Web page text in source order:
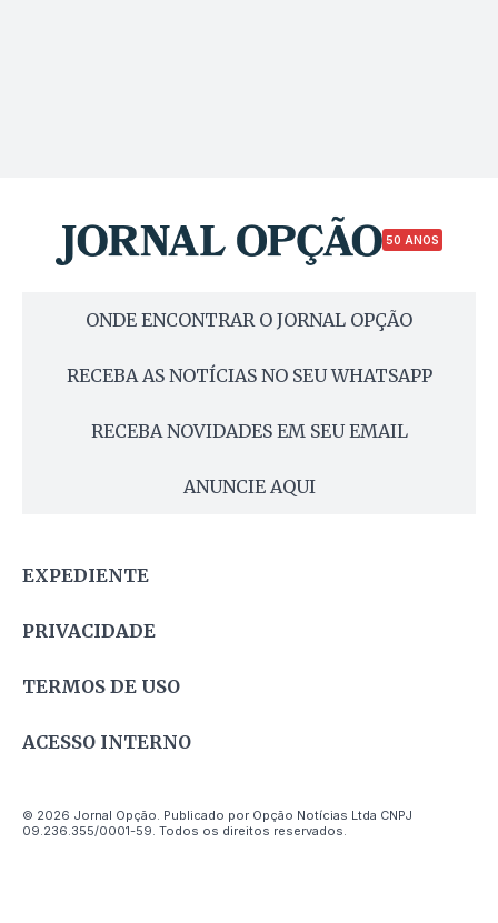
50 ANOS
ONDE ENCONTRAR O JORNAL OPÇÃO
RECEBA AS NOTÍCIAS NO SEU WHATSAPP
RECEBA NOVIDADES EM SEU EMAIL
ANUNCIE AQUI
EXPEDIENTE
PRIVACIDADE
TERMOS DE USO
ACESSO INTERNO
© 2026 Jornal Opção. Publicado por Opção Notícias Ltda CNPJ
09.236.355/0001-59. Todos os direitos reservados.